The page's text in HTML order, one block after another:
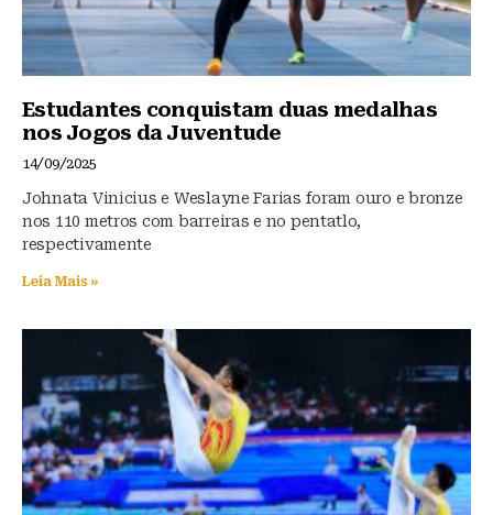
Estudantes conquistam duas medalhas
nos Jogos da Juventude
14/09/2025
Johnata Vinicius e Weslayne Farias foram ouro e bronze
nos 110 metros com barreiras e no pentatlo,
respectivamente
Leia Mais »